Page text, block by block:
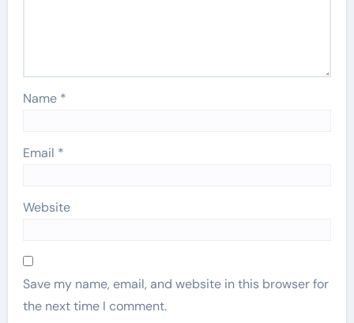
Name *
Email *
Website
Save my name, email, and website in this browser for
the next time I comment.